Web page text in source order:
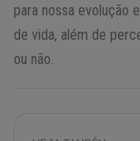
para nossa evolução
de vida, além de
ou não.